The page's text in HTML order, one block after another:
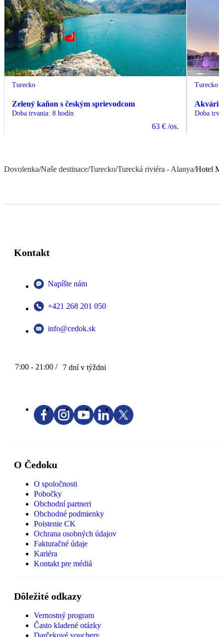
Turecko
Zelený kaňon s českým sprievodcom
Doba trvania: 8 hodín
63 € /os.
Turecko
Doba
Dovolenka/Naše destinace/Turecko/Turecká riviéra - Alanya/Hotel
Kontakt
Napíšte nám
+421 268 201 050
info@cedok.sk
7:00 - 21:00 / 7 dní v týždni
O Čedoku
O spoločnosti
Pobočky
Obchodní partneri
Obchodné podmienky
Poistenie CK
Ochrana osobných údajov
Fakturačné údaje
Kariéra
Kontakt pre médiá
Dôležité odkazy
Vernostný program
Často kladené otázky